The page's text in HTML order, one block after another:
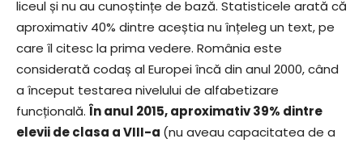
liceul și nu au cunoștințe de bază. Statisticele arată că
aproximativ 40% dintre aceștia nu înțeleg un text, pe
care îl citesc la prima vedere. România este
considerată codaș al Europei încă din anul 2000, când
a început testarea nivelului de alfabetizare
funcțională. În anul 2015, aproximativ 39% dintre
elevii de clasa a VIII-a (nu aveau capacitatea de a